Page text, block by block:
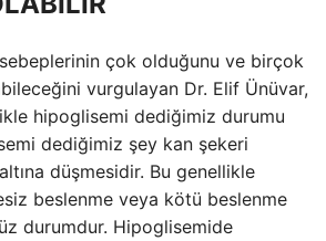
sebeplerinin çok olduğunu ve birçok
vurgulayan Dr. Elif Ünüvar,
hipoglisemi dediğimiz durumu
dediğimiz şey kan şekeri
düşmesidir. Bu genellikle
beslenme veya kötü beslenme
durumdur. Hipoglisemide